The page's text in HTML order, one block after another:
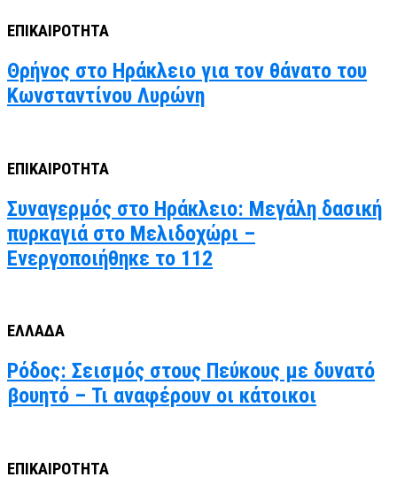
ΕΠΙΚΑΙΡΟΤΗΤΑ
Θρήνος στο Ηράκλειο για τον θάνατο του
Κωνσταντίνου Λυρώνη
ΕΠΙΚΑΙΡΟΤΗΤΑ
Συναγερμός στο Ηράκλειο: Μεγάλη δασική
πυρκαγιά στο Μελιδοχώρι –
Ενεργοποιήθηκε το 112
ΕΛΛΑΔΑ
Ρόδος: Σεισμός στους Πεύκους με δυνατό
βουητό – Τι αναφέρουν οι κάτοικοι
ΕΠΙΚΑΙΡΟΤΗΤΑ